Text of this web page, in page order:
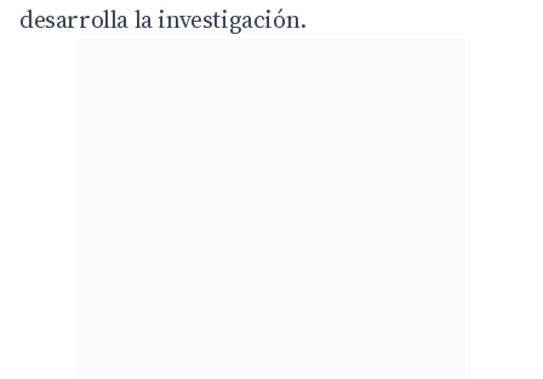
desarrolla la investigación.